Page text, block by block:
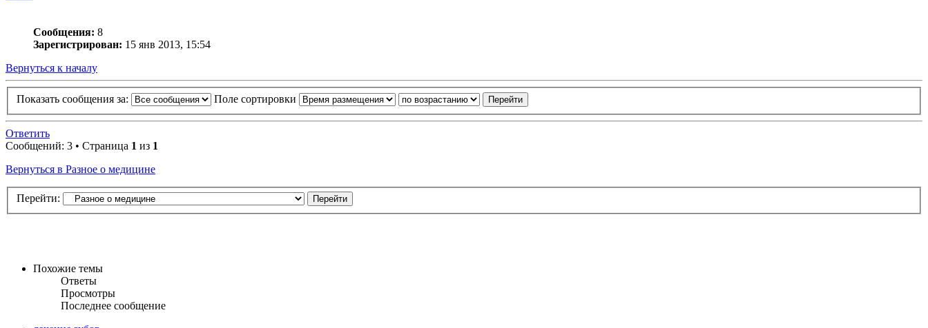
Сообщения: 8
Зарегистрирован: 15 янв 2013, 15:54
Вернуться к началу
Показать сообщения за: Поле сортировки
Ответить
Сообщений: 3 • Страница 1 из 1
Вернуться в Разное о медицине
Перейти:
Похожие темы
Ответы
Просмотры
Последнее сообщение